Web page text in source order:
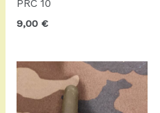
PRC 10
9,00 €